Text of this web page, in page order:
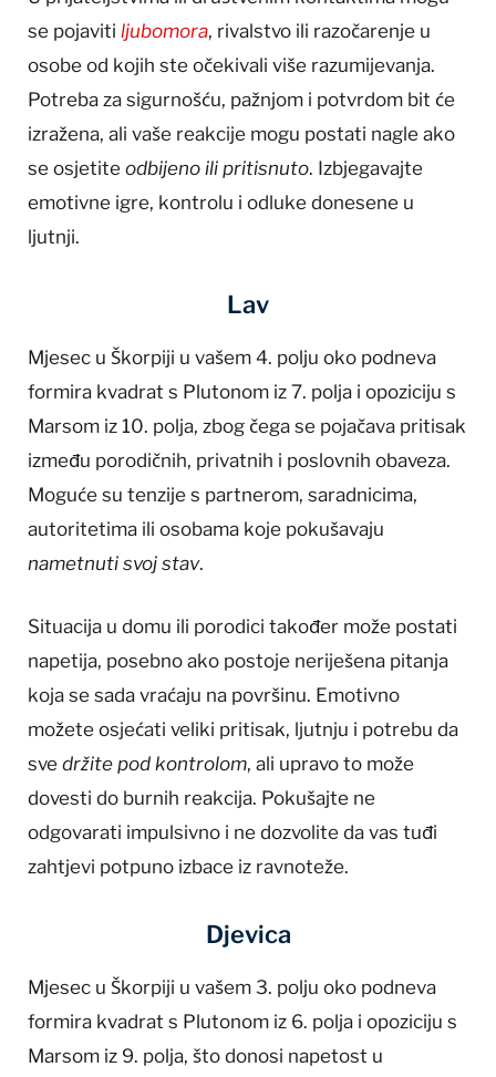
se pojaviti ljubomora, rivalstvo ili razočarenje u
osobe od kojih ste očekivali više razumijevanja.
Potreba za sigurnošću, pažnjom i potvrdom bit će
izražena, ali vaše reakcije mogu postati nagle ako
se osjetite odbijeno ili pritisnuto. Izbjegavajte
emotivne igre, kontrolu i odluke donesene u
ljutnji.
Lav
Mjesec u Škorpiji u vašem 4. polju oko podneva
formira kvadrat s Plutonom iz 7. polja i opoziciju s
Marsom iz 10. polja, zbog čega se pojačava pritisak
između porodičnih, privatnih i poslovnih obaveza.
Moguće su tenzije s partnerom, saradnicima,
autoritetima ili osobama koje pokušavaju
nametnuti svoj stav.
Situacija u domu ili porodici također može postati
napetija, posebno ako postoje neriješena pitanja
koja se sada vraćaju na površinu. Emotivno
možete osjećati veliki pritisak, ljutnju i potrebu da
sve držite pod kontrolom, ali upravo to može
dovesti do burnih reakcija. Pokušajte ne
odgovarati impulsivno i ne dozvolite da vas tuđi
zahtjevi potpuno izbace iz ravnoteže.
Djevica
Mjesec u Škorpiji u vašem 3. polju oko podneva
formira kvadrat s Plutonom iz 6. polja i opoziciju s
Marsom iz 9. polja, što donosi napetost u